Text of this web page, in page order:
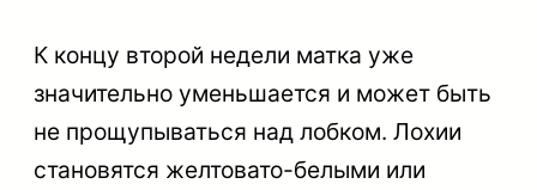
К концу второй недели матка уже
значительно уменьшается и может быть
не прощупываться над лобком. Лохии
становятся желтовато-белыми или